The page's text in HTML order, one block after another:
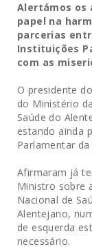
Alertámos os
papel na
parcerias
Instituições
com as
O presidente
do Ministério
Saúde do
estando ainda
Parlamentar da
Afirmaram já
Ministro sobre
Nacional de
Alentejano,
de esquerda
necessário.